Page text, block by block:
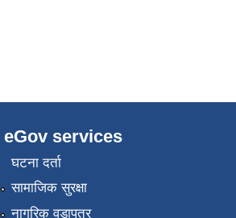
eGov services
घटना दर्ता
सामाजिक सुरक्षा
नागरिक वडापत्र